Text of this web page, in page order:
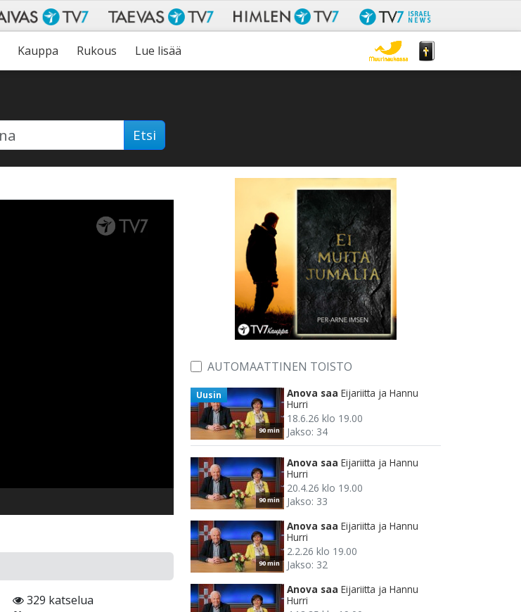
Kauppa Rukous Lue lisää
Etsi
329 katselua
AUTOMAATTINEN TOISTO
90 min
Uusin Anova saa Eijariitta ja Hannu
Hurri
18.6.26 klo 19.00
Jakso: 34
90 min
Anova saa Eijariitta ja Hannu
Hurri
20.4.26 klo 19.00
Jakso: 33
90 min
Anova saa Eijariitta ja Hannu
Hurri
2.2.26 klo 19.00
Jakso: 32
Anova saa Eijariitta ja Hannu
Hurri